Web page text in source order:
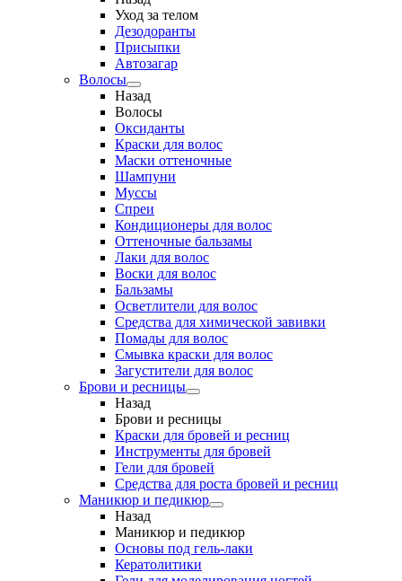
Уход за телом
Дезодоранты
Присыпки
Автозагар
Волосы
Назад
Волосы
Оксиданты
Краски для волос
Маски оттеночные
Шампуни
Муссы
Спреи
Кондиционеры для волос
Оттеночные бальзамы
Лаки для волос
Воски для волос
Бальзамы
Осветлители для волос
Средства для химической завивки
Помады для волос
Смывка краски для волос
Загустители для волос
Брови и ресницы
Назад
Брови и ресницы
Краски для бровей и ресниц
Инструменты для бровей
Гели для бровей
Средства для роста бровей и ресниц
Маникюр и педикюр
Назад
Маникюр и педикюр
Основы под гель-лаки
Кератолитики